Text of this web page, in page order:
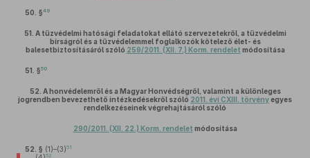
50. §49
51. A tűzvédelmi hatósági feladatokat ellátó szervezetekről, a tűzvédelmi
bírságról és a tűzvédelemmel foglalkozók kötelező élet- és
balesetbiztosításáról szóló 259/2011. (XII. 7.) Korm. rendelet módosítása
51. §50
52. A honvédelemről és a Magyar Honvédségről, valamint a különleges
jogrendben bevezethető intézkedésekről szóló 2011. évi CXIII. törvényegyes
rendelkezéseinek végrehajtásáról szóló
290/2011. (XII. 22.) Korm. rendelet módosítása
52. § (1)–(3)51
52